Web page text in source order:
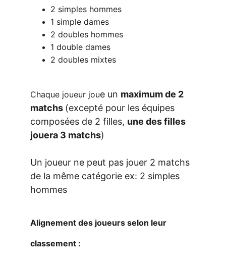
2 simples hommes
1 simple dames
2 doubles hommes
1 double dames
2 doubles mixtes
Chaque joueur joue un maximum de 2
matchs (excepté pour les équipes
composées de 2 filles, une des filles
jouera 3 matchs)
Un joueur ne peut pas jouer 2 matchs
de la même catégorie ex: 2 simples
hommes
Alignement des joueurs selon leur
classement :